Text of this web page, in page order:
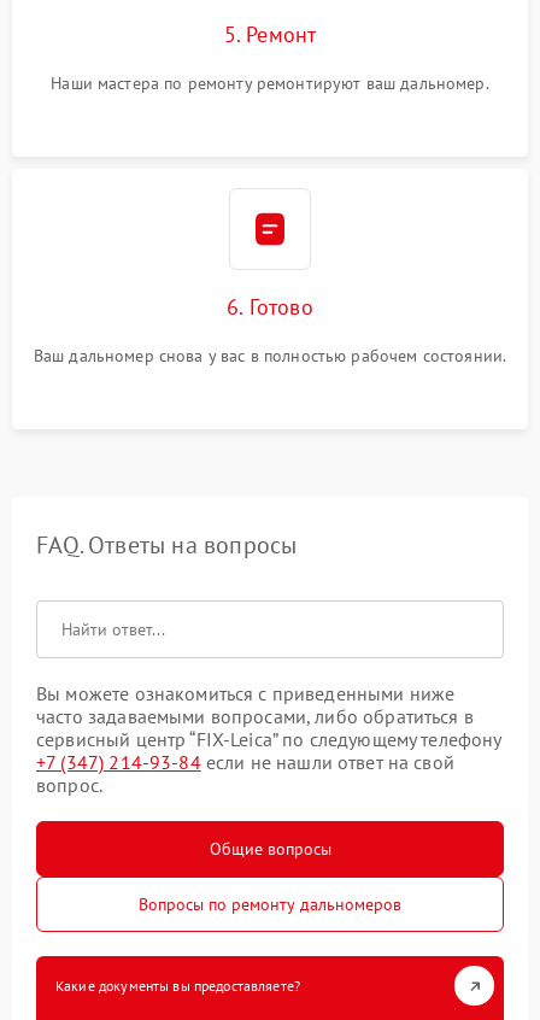
5. Ремонт
Наши мастера по ремонту ремонтируют ваш дальномер.
6. Готово
Ваш дальномер снова у вас в полностью рабочем состоянии.
FAQ. Ответы на вопросы
Вы можете ознакомиться с приведенными ниже
часто задаваемыми вопросами, либо обратиться в
сервисный центр “FIX-Leica” по следующему телефону
+7 (347) 214-93-84если не нашли ответ на свой
вопрос.
Общие вопросы
Вопросы по ремонту дальномеров
Какие документы вы предоставляете?